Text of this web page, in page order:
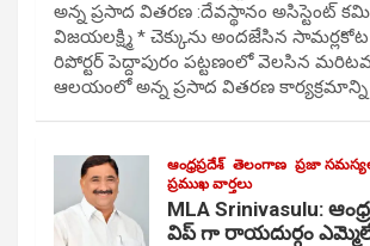
అన్న ప్రసాద వితరణ :దేవస్థానం అసిస్టెంట్
విజయలక్ష్మి * చెక్కును అందజేసిన
రిపోర్టర్ పెద్దాపురం పట్టణంలో వెలసిన
ఆలయంలో అన్న ప్రసాద వితరణ కార్యక్రమాన్ని
ఆంధ్రప్రదేశ్ తెలంగాణ ప్రజా
ప్రముఖ వార్తలు
MLA Srinivasulu:
విప్ గా రాయదుర్గం